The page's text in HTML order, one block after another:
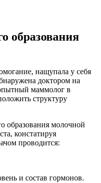
образования
нащупала у себя
доктором на
маммолог в
структуру
образования молочной
констатируя
проводится:
и состав гормонов.